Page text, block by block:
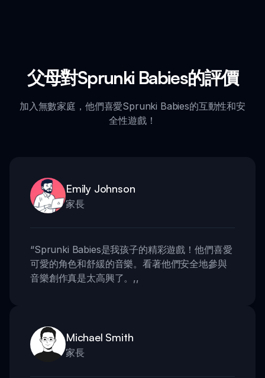
父母對Sprunki Babies的評價
加入無數家庭，他們喜愛Sprunki Babies的互動性和安
全性遊戲！
Emily Johnson
家長
“Sprunki Babies是我孩子的精彩遊戲！他們喜愛
可愛的角色和舒緩的音樂。看著他們安全地參與
音樂創作真是太高興了。 ,,
Michael Smith
家長